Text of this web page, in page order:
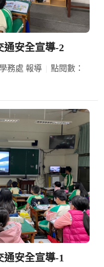
安全宣導-2
務處 報導
點閱數：
安全宣導-1